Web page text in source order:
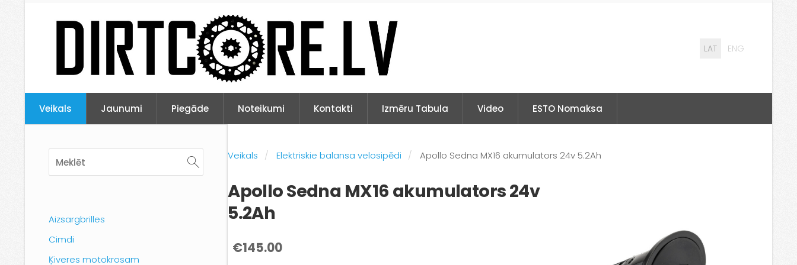
LAT ENG
Veikals Jaunumi Piegāde Noteikumi Kontakti Izmēru Tabula Video ESTO Nomaksa
Aizsargbrilles
Cimdi
Ķiveres motokrosam
Veikals Elektriskie balansa velosipēdi Apollo Sedna MX16 akumulators 24v 5.2Ah
Apollo Sedna MX16 akumulators 24v
5.2Ah
€145.00